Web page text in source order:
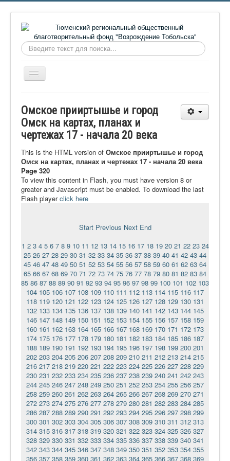
Искать...
Включить/
выключить
О фонде
Онлайн библиотека
Видеоматериалы
Контакты
Сайт проекта Достоевский
Ермаковополе.рф
Омское прииртышье и город
Омск на картах, планах и
чертежах 17 - начала 20 века
This is the HTML version of Омское прииртышье и город
Омск на картах, планах и чертежах 17 - начала 20 века
Page 320
To view this content in Flash, you must have version 8 or
greater and Javascript must be enabled. To download the last
Flash playerclick here
Start Previous Next End
1 2 3 4 5 6 7 8 9 10 11 12 13 14 15 16 17 18 19 20 21 22 23 24
25 26 27 28 29 30 31 32 33 34 35 36 37 38 39 40 41 42 43 44
45 46 47 48 49 50 51 52 53 54 55 56 57 58 59 60 61 62 63 64
65 66 67 68 69 70 71 72 73 74 75 76 77 78 79 80 81 82 83 84
85 86 87 88 89 90 91 92 93 94 95 96 97 98 99 100 101 102 103
104 105 106 107 108 109 110 111 112 113 114 115 116 117
118 119 120 121 122 123 124 125 126 127 128 129 130 131
132 133 134 135 136 137 138 139 140 141 142 143 144 145
146 147 148 149 150 151 152 153 154 155 156 157 158 159
160 161 162 163 164 165 166 167 168 169 170 171 172 173
174 175 176 177 178 179 180 181 182 183 184 185 186 187
188 189 190 191 192 193 194 195 196 197 198 199 200 201
202 203 204 205 206 207 208 209 210 211 212 213 214 215
216 217 218 219 220 221 222 223 224 225 226 227 228 229
230 231 232 233 234 235 236 237 238 239 240 241 242 243
244 245 246 247 248 249 250 251 252 253 254 255 256 257
258 259 260 261 262 263 264 265 266 267 268 269 270 271
272 273 274 275 276 277 278 279 280 281 282 283 284 285
286 287 288 289 290 291 292 293 294 295 296 297 298 299
300 301 302 303 304 305 306 307 308 309 310 311 312 313
314 315 316 317 318 319 320 321 322 323 324 325 326 327
328 329 330 331 332 333 334 335 336 337 338 339 340 341
342 343 344 345 346 347 348 349 350 351 352 353 354 355
356 357 358 359 360 361 362 363 364 365 366 367 368 369